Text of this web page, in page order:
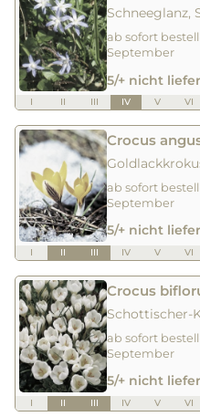
Schneeglanz,
ab sofort
September
5/+ nicht
I II III IV V VI
Crocus
ab sofort
September
5/+ nicht
I II III IV V VI
Crocus
Schottischer-
ab sofort
September
5/+ nicht
I II III IV V VI